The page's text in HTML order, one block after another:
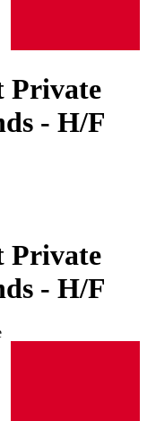
Private
- H/F
Private
- H/F